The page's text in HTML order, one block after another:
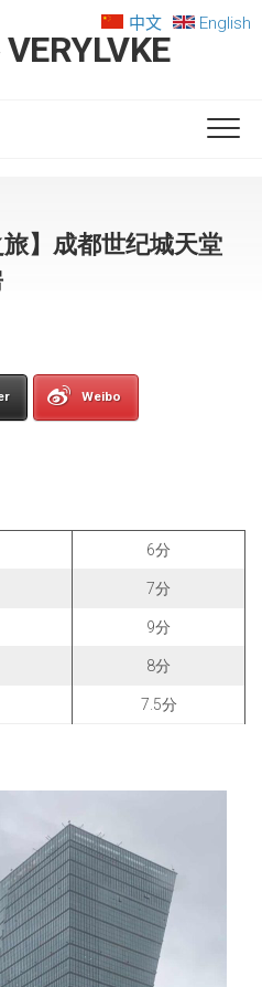
中文 English
旅】成都世纪城天堂
Weibo
6分
7分
9分
8分
7.5分